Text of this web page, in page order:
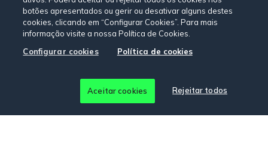
Siga-nos:
© Copyright 2026 - EDP Comercial. Todos os direitos
reservados
botões apresentados ou gerir ou desativar alguns destes
cookies, clicando em “Configurar Cookies”. Para mais
informação visite a nossa Política de Cookies.
Configurar cookies
Política de cookies
Rejeitar todos
Aceitar cookies